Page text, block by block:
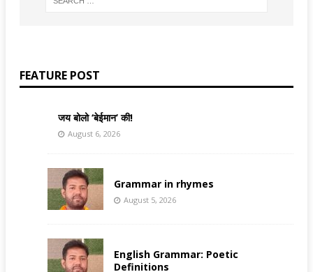
FEATURE POST
जय बोलो ‘बेईमान’ की!
August 6, 2026
Grammar in rhymes
August 5, 2026
English Grammar: Poetic
Definitions